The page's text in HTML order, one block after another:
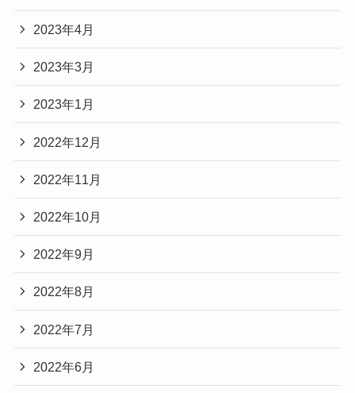
2023年4月
2023年3月
2023年1月
2022年12月
2022年11月
2022年10月
2022年9月
2022年8月
2022年7月
2022年6月